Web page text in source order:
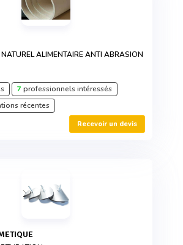
ALIMENTAIRE ANTI ABRASION
7professionnels intéressés
récentes
Recevoir un devis